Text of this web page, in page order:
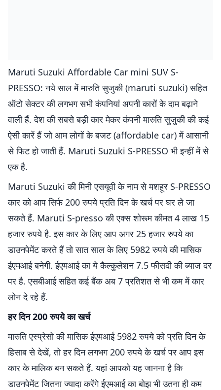
Maruti Suzuki Affordable Car mini SUV S-
PRESSO: नये साल में मारुति सुजुकी (maruti suzuki) सहित
ऑटो सेक्टर की लगभग सभी कंपनियां अपनी कारों के दाम बढ़ाने
वाली हैं. देश की सबसे बड़ी कार मेकर कंपनी मारुति सुजुकी की कई
ऐसी कारें हैं जो आम लोगों के बजट (affordable car) में आसानी
से फिट हो जाती हैं. Maruti Suzuki S-PRESSO भी इन्हीं में से
एक है.
Maruti Suzuki की मिनी एसयूवी के नाम से मशहूर S-PRESSO
कार को आप सिर्फ 200 रुपये प्रति दिन के खर्च पर घर ले जा
सकते हैं. Maruti S-presso की एक्स शोरूम कीमत 4 लाख 15
हजार रुपये है. इस कार के लिए आप अगर 25 हजार रुपये का
डाउनपेमेंट करते हैं तो सात साल के लिए 5982 रुपये की मासिक
ईएमआई बनेगी. ईएमआई का ये कैल्कुलेशन 7.5 फीसदी की ब्याज दर
पर है. एसबीआई सहित कई बैंक अब 7 प्रतिशत से भी कम में कार
लोन दे रहे हैं.
हर दिन 200 रुपये का खर्च
मारुति एस्प्रेसो की मासिक ईएमआई 5982 रुपये को प्रति दिन के
हिसाब से देखें, तो हर दिन लगभग 200 रुपये के खर्च पर आप इस
कार के मालिक बन सकते हैं. यहां आपको यह जानना है कि
डाउनपेमेंट जितना ज्यादा करेंगे ईएमआई का बोझ भी उतना ही कम